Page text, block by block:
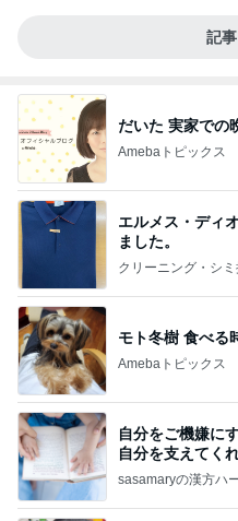
記
だいた 実家での
Amebaトピックス
エルメス・ディ
ました。
クリーニング・シ
モト冬樹 食べる
Amebaトピックス
自分をご機嫌に
自分を支えてくれ
sasamaryの漢方ハ